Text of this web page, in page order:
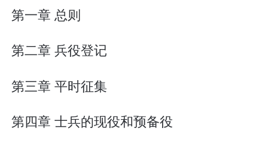
第一章 总则
第二章 兵役登记
第三章 平时征集
第四章 士兵的现役和预备役